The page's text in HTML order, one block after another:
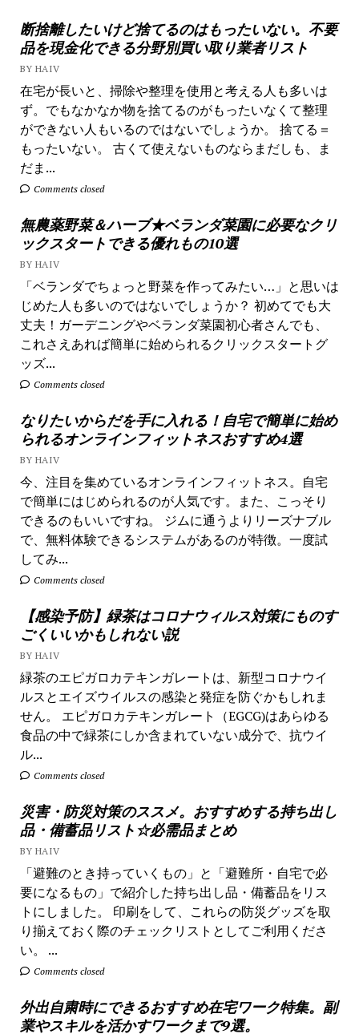
断捨離したいけど捨てるのはもったいない。不要
品を現金化できる分野別買い取り業者リスト
BY HAIV
在宅が長いと、掃除や整理を使用と考える人も多いは
ず。でもなかなか物を捨てるのがもったいなくて整理
ができない人もいるのではないでしょうか。 捨てる＝
もったいない。 古くて使えないものならまだしも、ま
だま...
Comments closed
無農薬野菜＆ハーブ★ベランダ菜園に必要なクリ
ックスタートできる優れもの10選
BY HAIV
「ベランダでちょっと野菜を作ってみたい…」と思いは
じめた人も多いのではないでしょうか？ 初めてでも大
丈夫！ガーデニングやベランダ菜園初心者さんでも、
これさえあれば簡単に始められるクリックスタートグ
ッズ...
Comments closed
なりたいからだを手に入れる！自宅で簡単に始め
られるオンラインフィットネスおすすめ4選
BY HAIV
今、注目を集めているオンラインフィットネス。自宅
で簡単にはじめられるのが人気です。また、こっそり
できるのもいいですね。 ジムに通うよりリーズナブル
で、無料体験できるシステムがあるのが特徴。一度試
してみ...
Comments closed
【感染予防】緑茶はコロナウィルス対策にものす
ごくいいかもしれない説
BY HAIV
緑茶のエピガロカテキンガレートは、新型コロナウイ
ルスとエイズウイルスの感染と発症を防ぐかもしれま
せん。 エピガロカテキンガレート（EGCG)はあらゆる
食品の中で緑茶にしか含まれていない成分で、抗ウイ
ル...
Comments closed
災害・防災対策のススメ。おすすめする持ち出し
品・備蓄品リスト☆必需品まとめ
BY HAIV
「避難のとき持っていくもの」と「避難所・自宅で必
要になるもの」で紹介した持ち出し品・備蓄品をリス
トにしました。 印刷をして、これらの防災グッズを取
り揃えておく際のチェックリストとしてご利用くださ
い。 ...
Comments closed
外出自粛時にできるおすすめ在宅ワーク特集。副
業やスキルを活かすワークまで9選。